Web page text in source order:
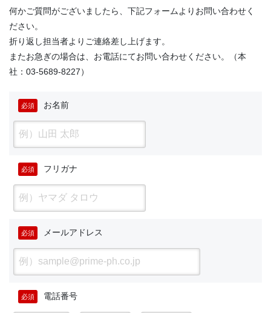
何かご質問がございましたら、下記フォームよりお問い合わせく
ださい。
折り返し担当者よりご連絡差し上げます。
またお急ぎの場合は、お電話にてお問い合わせください。（本
社：03-5689-8227）
必須 お名前
必須 フリガナ
必須 メールアドレス
必須 電話番号